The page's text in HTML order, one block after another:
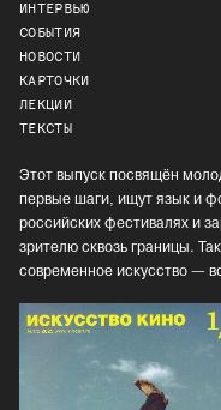
ИНТЕРВЬЮ
СОБЫТИЯ
НОВОСТИ
КАРТОЧКИ
ЛЕКЦИИ
ТЕКСТЫ
Этот выпуск посвящён
первые шаги, ищут язык и
российских фестивалях и
зрителю сквозь границы.
современное искусство —